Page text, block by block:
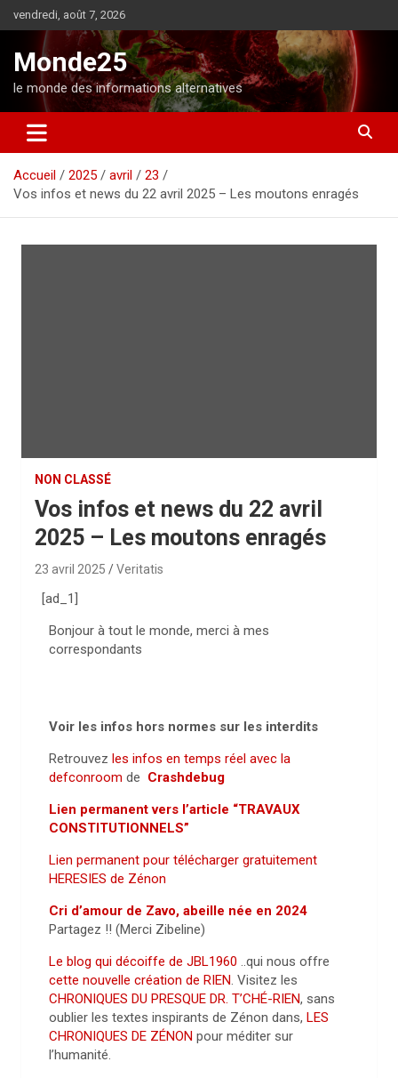
l
o
e
vendredi, août 7, 2026
Monde25
le monde des informations alternatives
Accueil 2025 avril
23
Vos infos et news du 22 avril 2025 – Les moutons enragés
NON CLASSÉ
Vos infos et news du 22 avril
2025 – Les moutons enragés
23 avril 2025 Veritatis
[ad_1]
Bonjour à tout le monde, merci à mes
correspondants
Voir les infos hors normes sur les interdits
Retrouvez les infos en temps réel avec la
defconroom de Crashdebug
Lien permanent vers l’article “TRAVAUX
CONSTITUTIONNELS”
Lien permanent pour télécharger gratuitement
HERESIES de Zénon
Cri d’amour de Zavo, abeille née en 2024
Partagez !! (Merci Zibeline)
Le blog qui décoiffe de JBL1960 ..qui nous offre
cette nouvelle création de RIEN. Visitez les
CHRONIQUES DU PRESQUE DR. T’CHÉ-RIEN, sans
oublier les textes inspirants de Zénon dans, LES
CHRONIQUES DE ZÉNON pour méditer sur
l’humanité.